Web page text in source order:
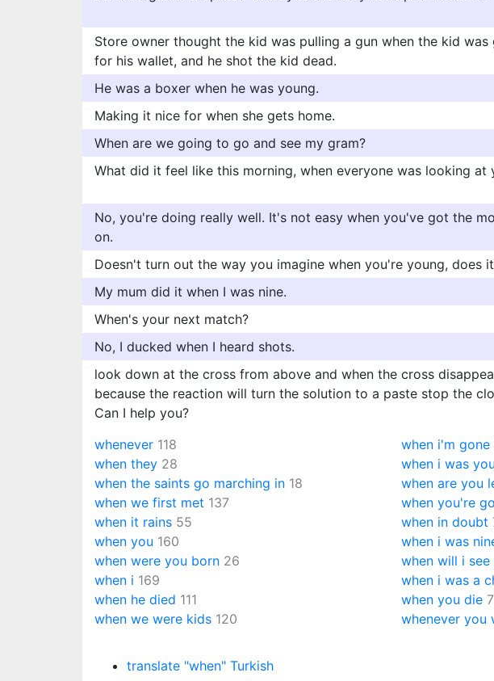
Store owner thought the kid was pulling a gun when the kid was
for his wallet, and he shot the kid dead.
He was a boxer when he was young.
Making it nice for when she gets home.
When are we going to go and see my gram?
What did it feel like this morning, when everyone was looking at
No, you're doing really well. It's not easy when you've got the
on.
Doesn't turn out the way you imagine when you're young, does
My mum did it when I was nine.
When's your next match?
No, I ducked when I heard shots.
look down at the cross from above and when the cross
because the reaction will turn the solution to a paste stop the
Can I help you?
whenever 118
when they 28
when the saints go marching in 18
when we first met 137
when it rains 55
when you 160
when were you born 26
when i 169
when he died 111
when we were kids 120
when i'm gone
when i was
when are you
when you're
when in doubt
when i was
when will i
when i was a
when you die
whenever you
translate "when" Turkish